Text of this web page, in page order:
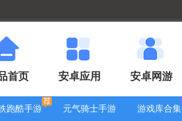
首页 安卓应用 安卓网游
跑酷手游
元气骑士手游
游戏库合集